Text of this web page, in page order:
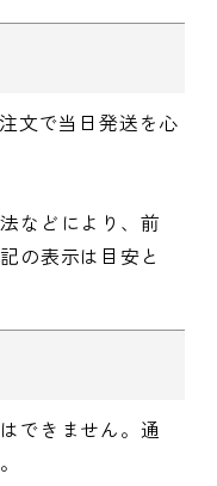
文で当日発送を心
などにより、前
の表示は目安と
できません。通